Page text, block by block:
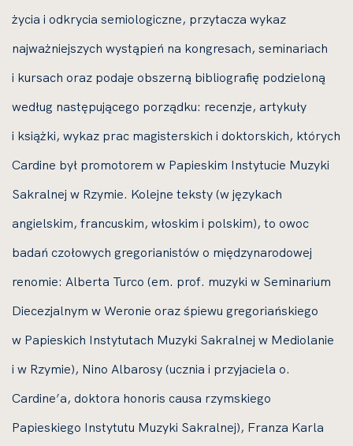
życia i odkrycia semiologiczne, przytacza wykaz
najważniejszych wystąpień na kongresach, seminariach
i kursach oraz podaje obszerną bibliografię podzieloną
według następującego porządku: recenzje, artykuły
i książki, wykaz prac magisterskich i doktorskich, których
Cardine był promotorem w Papieskim Instytucie Muzyki
Sakralnej w Rzymie. Kolejne teksty (w językach
angielskim, francuskim, włoskim i polskim), to owoc
badań czołowych gregorianistów o międzynarodowej
renomie: Alberta Turco (em. prof. muzyki w Seminarium
Diecezjalnym w Weronie oraz śpiewu gregoriańskiego
w Papieskich Instytutach Muzyki Sakralnej w Mediolanie
i w Rzymie), Nino Albarosy (ucznia i przyjaciela o.
Cardine’a, doktora honoris causa rzymskiego
Papieskiego Instytutu Muzyki Sakralnej), Franza Karla